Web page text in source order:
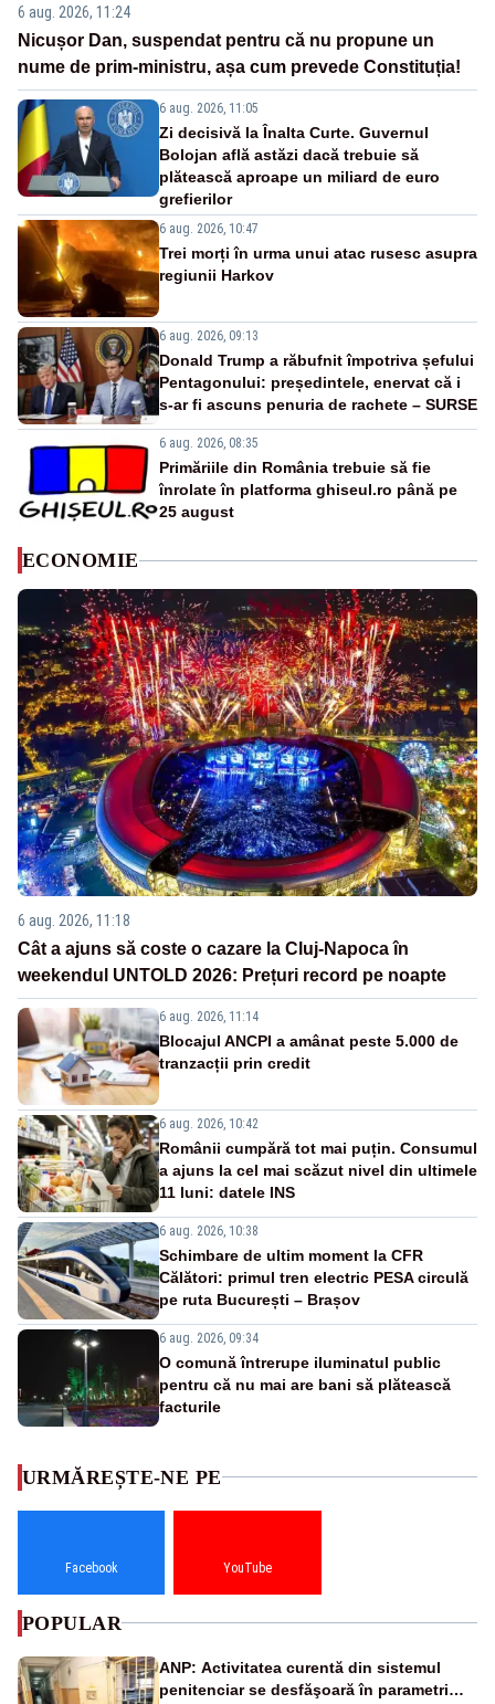
6 aug. 2026, 11:24
Nicușor Dan, suspendat pentru că nu propune un
nume de prim-ministru, așa cum prevede Constituția!
6 aug. 2026, 11:05
Zi decisivă la Înalta Curte. Guvernul
Bolojan află astăzi dacă trebuie să
plătească aproape un miliard de euro
grefierilor
6 aug. 2026, 10:47
Trei morți în urma unui atac rusesc asupra
regiunii Harkov
6 aug. 2026, 09:13
Donald Trump a răbufnit împotriva șefului
Pentagonului: președintele, enervat că i
s-ar fi ascuns penuria de rachete – SURSE
6 aug. 2026, 08:35
Primăriile din România trebuie să fie
înrolate în platforma ghiseul.ro până pe
25 august
ECONOMIE
6 aug. 2026, 11:18
Cât a ajuns să coste o cazare la Cluj-Napoca în
weekendul UNTOLD 2026: Prețuri record pe noapte
6 aug. 2026, 11:14
Blocajul ANCPI a amânat peste 5.000 de
tranzacții prin credit
6 aug. 2026, 10:42
Românii cumpără tot mai puțin. Consumul
a ajuns la cel mai scăzut nivel din ultimele
11 luni: datele INS
6 aug. 2026, 10:38
Schimbare de ultim moment la CFR
Călători: primul tren electric PESA circulă
pe ruta București – Brașov
6 aug. 2026, 09:34
O comună întrerupe iluminatul public
pentru că nu mai are bani să plătească
facturile
URMĂREȘTE-NE PE
Facebook YouTube
POPULAR
ANP: Activitatea curentă din sistemul
penitenciar se desfăşoară în parametri